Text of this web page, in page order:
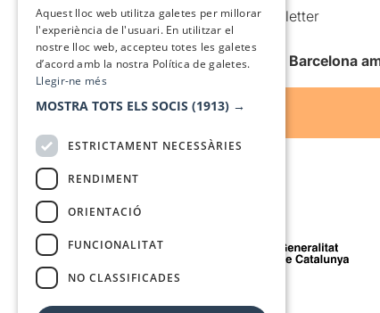
Comunicacions comercials i Newsletter
Anuncia’t
Vull rebre la newsletter de Teatre Barcelona
Amb el suport de
Mitjà de comunicació associat a
Aquest lloc web utilitza galetes per millorar
l'experiència de l'usuari. En utilitzar el
nostre lloc web, accepteu totes les galetes
d’acord amb la nostra Política de galetes.
Llegir-ne més
MOSTRA TOTS ELS SOCIS (1913) →
ESTRICTAMENT NECESSÀRIES
RENDIMENT
ORIENTACIÓ
FUNCIONALITAT
NO CLASSIFICADES